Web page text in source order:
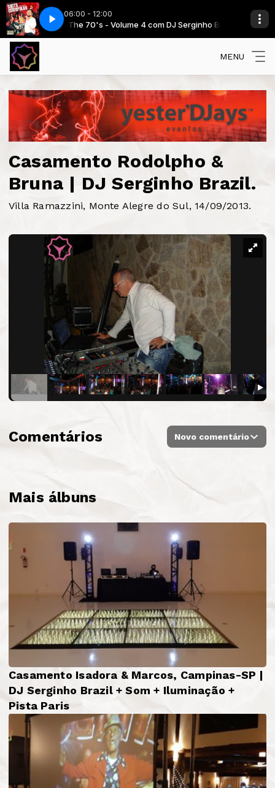
06:00 - 12:00
Brazil The 70's - Volume 4 com DJ Serginho Brazil
Santa Esmeralda - Copacabana
MENU
Casamento Rodolpho &
Bruna | DJ Serginho Brazil.
Villa Ramazzini, Monte Alegre do Sul, 14/09/2013.
Mais álbuns
Casamento Isadora & Marcos, Campinas-SP |
DJ Serginho Brazil + Som + Iluminação +
Pista Paris
Comentários Novo comentário